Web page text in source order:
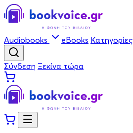
Audiobooks eBooks Κατηγορίες
Σύνδεση Ξεκίνα τώρα